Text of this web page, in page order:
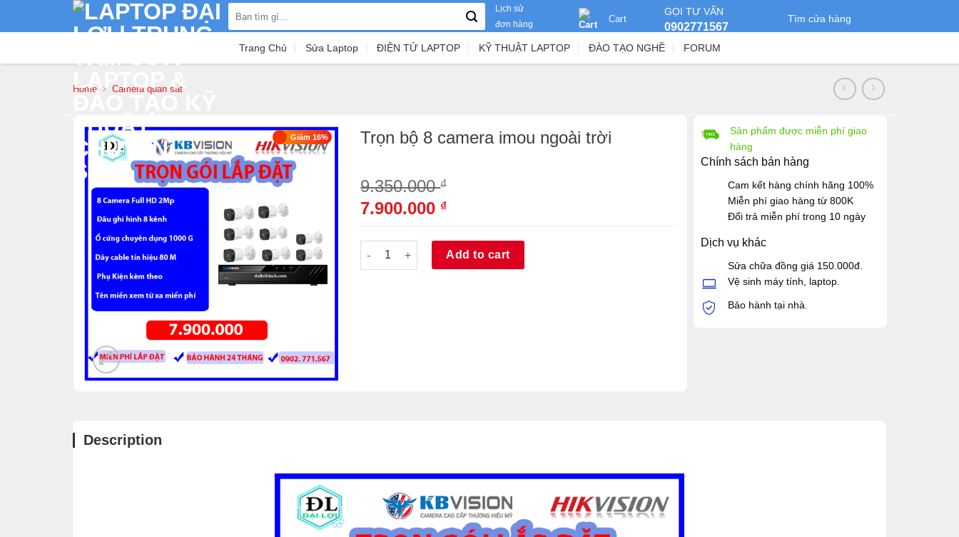
Lịch sử
đơn hàng
Cart
GỌI TƯ VẤN
0902771567
Tìm cửa hàng
Trang Chủ Sửa Laptop ĐIỆN TỬ LAPTOP KỸ THUẬT LAPTOP ĐÀO TẠO NGHỀ FORUM
Home Camera quan sát
Giảm 16% Trọn bộ 8 camera imou ngoài trời
9.350.000₫
7.900.000 ₫
Trọn bộ 8 camera imou ngoài trời quantity
Add to cart
Sản phẩm được miễn phí giao
hàng
Chính sách bán hàng
Cam kết hàng chính hãng 100%
Miễn phí giao hàng từ 800K
Đổi trả miễn phí trong 10 ngày
Dịch vụ khác
Sửa chữa đồng giá 150.000đ.
Vệ sinh máy tính, laptop.
Bảo hành tại nhà.
Description